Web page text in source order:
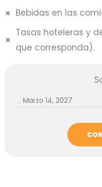
Bebidas en las
Tasas hoteleras y
que corresponda).
. Marzo 14, 2027